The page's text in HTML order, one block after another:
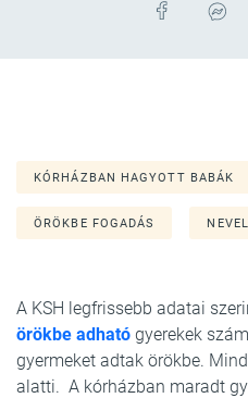
KÓRHÁZBAN HAGYOTT BABÁK
ÖRÖKBE FOGADÁS
A KSH legfrissebb adatai
örökbe adható gyerekek
gyermeket adtak örökbe.
alatti. A kórházban maradt